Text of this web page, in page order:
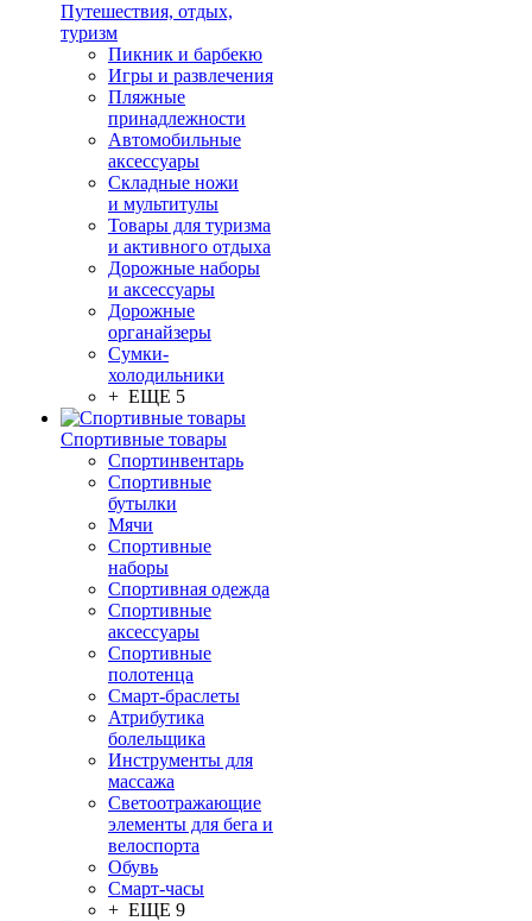
Путешествия, отдых,
туризм
Пикник и барбекю
Игры и развлечения
Пляжные
принадлежности
Автомобильные
аксессуары
Складные ножи
и мультитулы
Товары для туризма
и активного отдыха
Дорожные наборы
и аксессуары
Дорожные
органайзеры
Сумки-
холодильники
+ ЕЩЕ 5
Спортивные товары
Спортинвентарь
Спортивные
бутылки
Мячи
Спортивные
наборы
Спортивная одежда
Спортивные
аксессуары
Спортивные
полотенца
Смарт-браслеты
Атрибутика
болельщика
Инструменты для
массажа
Светоотражающие
элементы для бега и
велоспорта
Обувь
Смарт-часы
+ ЕЩЕ 9